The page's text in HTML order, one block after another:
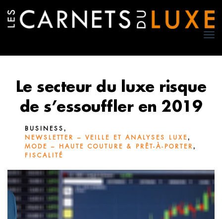
Le secteur du luxe risque
de s’essouffler en 2019
BUSINESS ,
NEWSLETTER – VEILLE ET ANALYSES LUXE,
MODE – HAUTE COUTURE & PRÊT-À-PORTER ,
FISCALITÉ